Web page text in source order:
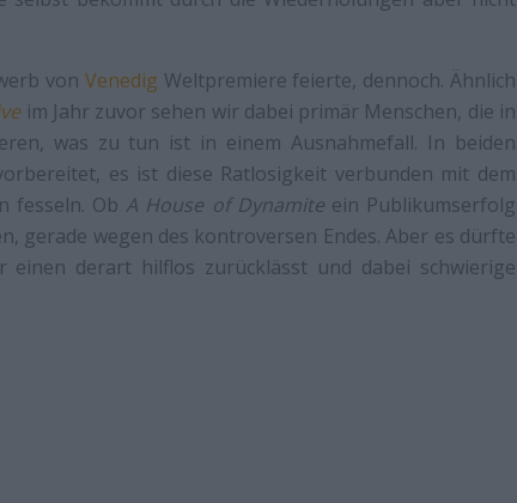
von Venedig Weltpremiere feierte, dennoch. Ähnlich
im Jahr zuvor sehen wir dabei primär Menschen, die in
was zu tun ist in einem Ausnahmefall. In beiden
es ist diese Ratlosigkeit verbunden mit dem
fesseln. Ob A House of Dynamiteein Publikumserfolg
gerade wegen des kontroversen Endes. Aber es dürfte
einen derart hilflos zurücklässt und dabei schwierige